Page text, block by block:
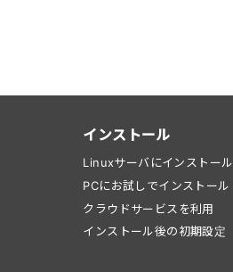
インストール
Linuxサーバにインストール
PCにお試しでインストール
クラウドサービスを利用
インストール後の初期設定